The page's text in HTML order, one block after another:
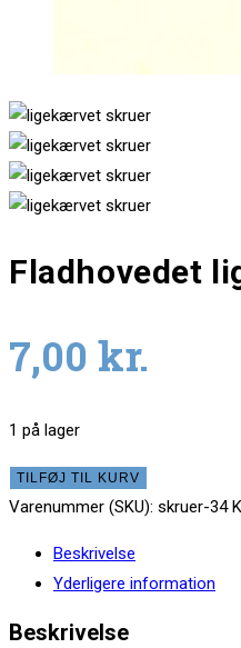
Fladhovedet
7,00 kr.
1 på lager
Fladhovedet
ligekærvet
blandet
TILFØJ TIL KURV
Varenummer (SKU): skruer-34
Beskrivelse
Yderligere information
Beskrivelse